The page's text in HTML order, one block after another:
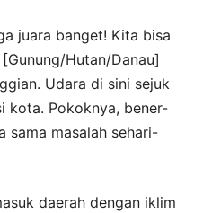
juara banget! Kita bisa
Hutan/Danau]
Udara di sini sejuk
kota. Pokoknya, bener-
sama masalah sehari-
daerah dengan iklim